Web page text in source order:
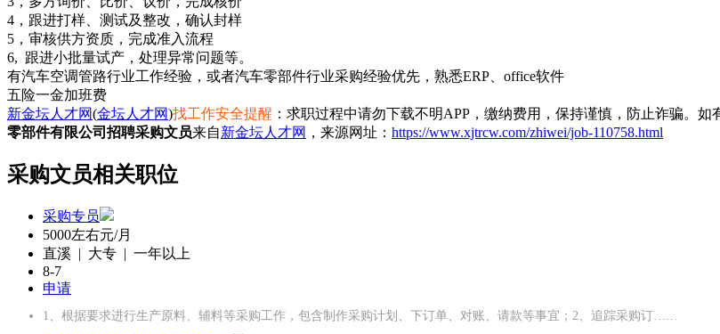
4，跟进打样、测试及整改，确认封样
5，审核供方资质，完成准入流程
6, 跟进小批量试产，处理异常问题等。
有汽车空调管路行业工作经验，或者汽车零部件行业采购经验优先，熟悉ERP、office软件
五险一金加班费
新金坛人才网(金坛人才网)找工作安全提醒 ：求职过程中请勿下载不明APP，缴纳费用，保持谨慎，防止诈骗。
零部件有限公司招聘采购文员来自新金坛人才网 ，来源网址： https://www.xjtrcw.com/zhiwei/job-110758.html
采购文员相关职位
采购专员
5000左右元/月
直溪 | 大专 | 一年以上
8-7
申请
1、根据要求进行生产原料、辅料等采购工作，包含制作采购计划、下订单、对账、请款等事宜；2、追踪采购订……